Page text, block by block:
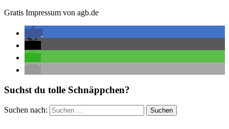
Gratis Impressum von agb.de
Suchst du tolle Schnäppchen?
Suchen nach: